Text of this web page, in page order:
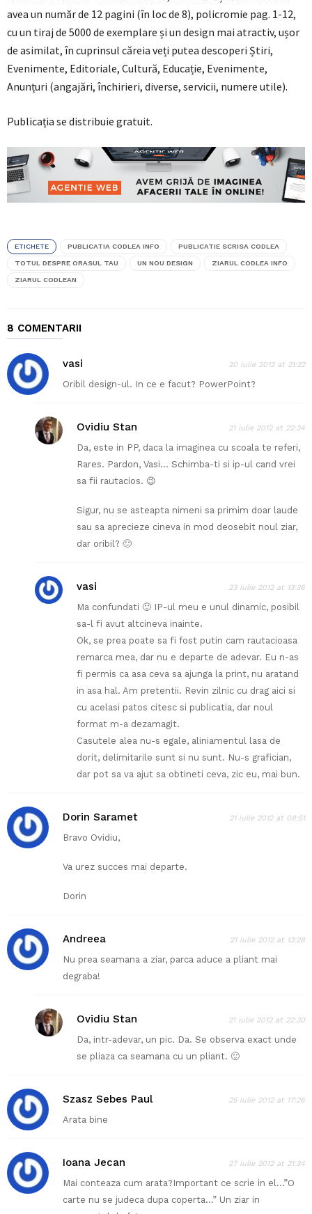
avea un număr de 12 pagini (în loc de 8), policromie pag. 1-12,
cu un tiraj de 5000 de exemplare și un design mai atractiv, ușor
de asimilat, în cuprinsul căreia veți putea descoperi Știri,
Evenimente, Editoriale, Cultură, Educație, Evenimente,
Anunțuri (angajări, închirieri, diverse, servicii, numere utile).
Publicația se distribuie gratuit.
ETICHETE PUBLICATIA CODLEA INFO PUBLICATIE SCRISA CODLEA
TOTUL DESPRE ORASUL TAU UN NOU DESIGN ZIARUL CODLEA INFO
ZIARUL CODLEAN
8 COMENTARII
vasi 20 iulie 2012 at 21:22
Oribil design-ul. In ce e facut? PowerPoint?
Ovidiu Stan 21 iulie 2012 at 22:34
Da, este in PP, daca la imaginea cu scoala te referi,
Rares. Pardon, Vasi… Schimba-ti si ip-ul cand vrei
sa fii rautacios. 😉
Sigur, nu se asteapta nimeni sa primim doar laude
sau sa aprecieze cineva in mod deosebit noul ziar,
dar oribil? 🙂
vasi 23 iulie 2012 at 13:36
Ma confundati 🙂 IP-ul meu e unul dinamic, posibil
sa-l fi avut altcineva inainte.
Ok, se prea poate sa fi fost putin cam rautacioasa
remarca mea, dar nu e departe de adevar. Eu n-as
fi permis ca asa ceva sa ajunga la print, nu aratand
in asa hal. Am pretentii. Revin zilnic cu drag aici si
cu acelasi patos citesc si publicatia, dar noul
format m-a dezamagit.
Casutele alea nu-s egale, aliniamentul lasa de
dorit, delimitarile sunt si nu sunt. Nu-s grafician,
dar pot sa va ajut sa obtineti ceva, zic eu, mai bun.
Dorin Saramet 21 iulie 2012 at 08:51
Bravo Ovidiu,
Va urez succes mai departe.
Dorin
Andreea 21 iulie 2012 at 13:28
Nu prea seamana a ziar, parca aduce a pliant mai
degraba!
Ovidiu Stan 21 iulie 2012 at 22:30
Da, intr-adevar, un pic. Da. Se observa exact unde
se pliaza ca seamana cu un pliant. 🙂
Szasz Sebes Paul 25 iulie 2012 at 17:26
Arata bine
Ioana Jecan 27 iulie 2012 at 21:34
Mai conteaza cum arata?Important ce scrie in el…”O
carte nu se judeca dupa coperta…” Un ziar in